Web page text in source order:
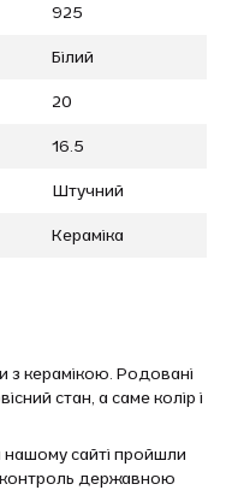
925
Білий
20
16.5
Штучний
Кераміка
з керамікою. Родовані
стан, а саме колір і
нашому сайті пройшли
контроль державною